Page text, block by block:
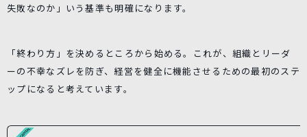
失敗なのか」いう基準も明確になります。
「終わり方」を決めるところから始める。これが、組織とリーダ
ーの不幸なズレを防ぎ、経営を健全に機能させるための最初のステ
ップになると考えています。